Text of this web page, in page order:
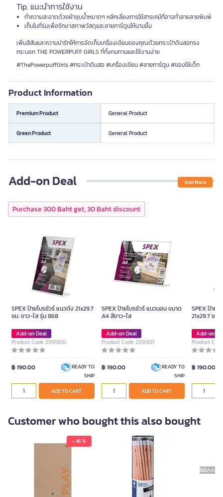
Tip. แนะนำการใช้งาน
ทำความสะอาดด้วยผ้าชุบน้ำหมาดๆ หลีกเลี่ยงการใช้สารเคมีที่อาจทำลายลายพิมพ์
เก็บในที่ร่มเพื่อรักษาสภาพวัสดุและลายการ์ตูนให้นานขึ้น
เพิ่มสีสันและความน่ารักให้การจัดเก็บเครื่องเขียนของคุณด้วยกระเป๋าดินสอทรง
กระบอก THE POWERPUFF GIRLS ที่ทั้งทนทานและใช้งานง่าย
#ThePowerpuffGirls #กระเป๋าดินสอ #เครื่องเขียน #ลายการ์ตูน #ของใช้เด็ก
Product Information
Premium Product General Product
Green Product General Product
Add-on Deal Add More
Purchase 300 Baht get, 30 Baht discount
SPEX ป้ายโบรชัวร์ แนวตั้ง 21x29.7
ซม. ขาว-ใส รุ่น 868
Add-on Deal
Product Code 2091830
฿ 190.00
READY TO
SHIP
ADD TO CART
SPEX ป้ายโบรชัวร์ แนวนอน ขนาด
A4 สีขาว-ใส
Add-on Deal
Product Code 2091831
฿ 190.00
READY TO
SHIP
ADD TO CART
SPEX ป้าย
21x29.7 ซม.
Add-on
Product
฿ 190.00
Customer who bought this also bought
- 46 %